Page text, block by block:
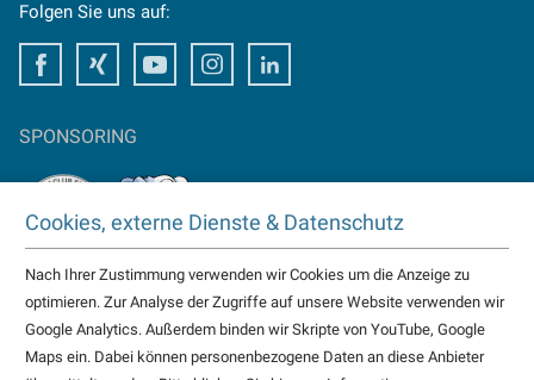
Folgen Sie uns auf:
FacebookXing Youtube Instagram
SPONSORING
TAKTOMAT ist Partner von
HC Erlangen
Eisbären Heilbronn
weitere...
Cookies, externe Dienste & Datenschutz
Nach Ihrer Zustimmung verwenden wir Cookies um die Anzeige zu
optimieren. Zur Analyse der Zugriffe auf unsere Website verwenden wir
Google Analytics. Außerdem binden wir Skripte von YouTube, Google
Maps ein. Dabei können personenbezogene Daten an diese Anbieter